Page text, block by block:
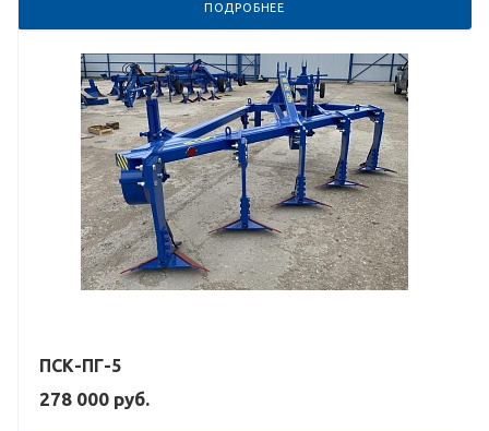
ПОДРОБНЕЕ
ПСК-ПГ-5
278 000 руб.